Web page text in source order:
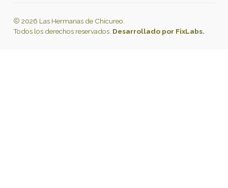
2026 Las Hermanas de Chicureo.
Todos los derechos reservados. Desarrollado por FixLabs.